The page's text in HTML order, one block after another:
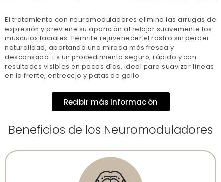
El tratamiento con neuromoduladores elimina las arrugas de
expresión y previene su aparición al relajar suavemente los
músculos faciales. Permite rejuvenecer el rostro sin perder
naturalidad, aportando una mirada más fresca y
descansada. Es un procedimiento seguro, rápido y con
resultados visibles en pocos días, ideal para suavizar líneas
en la frente, entrecejo y patas de gallo
Recibir más información
Beneficios de los Neuromoduladores